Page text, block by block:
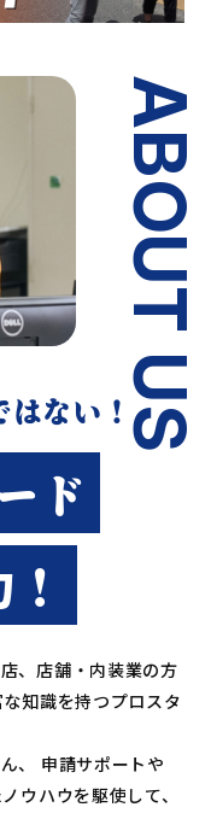
ABOUT US
ない！
ド
、店舗・内装業の方
知識を持つプロスタ
、
申請サポートや
ウハウを駆使して、